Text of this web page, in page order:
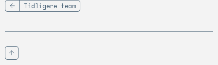
Tidligere team
Scroll til toppen